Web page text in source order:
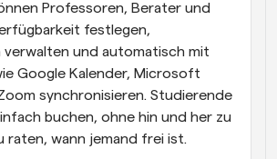
Professoren, Berater und
festlegen,
verwalten und automatisch mit
Google Kalender, Microsoft
synchronisieren. Studierende
buchen, ohne hin und her zu
raten, wann jemand frei ist.